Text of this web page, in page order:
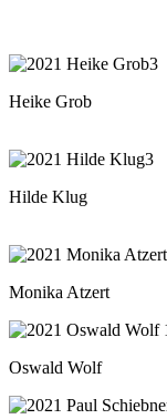
Heinz
Monika Atzert
Oswald Wolf